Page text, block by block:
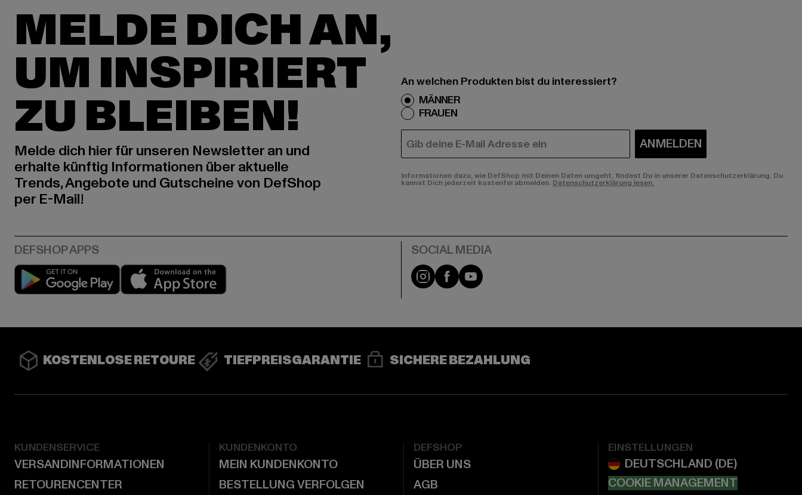
MELDE DICH AN,
UM INSPIRIERT
ZU BLEIBEN!
Melde dich hier für unseren Newsletter an und
erhalte künftig Informationen über aktuelle
Trends, Angebote und Gutscheine von DefShop
per E-Mail!
An welchen Produkten bist du interessiert?
MÄNNER
FRAUEN
E-MAIL ANMELDEN
Informationen dazu, wie DefShop mit Deinen Daten umgeht, findest Du in unserer Datenschutzerklärung. Du
kannst Dich jederzeit kostenfei abmelden. Datenschutzerklärung lesen.
Play market Instagram
FacebookYouTube
KOSTENLOSE RETOURE TIEFPREISGARANTIE SICHERE BEZAHLUNG
KUNDENSERVICE
VERSANDINFORMATIONEN
RETOURENCENTER
KUNDENKONTO
MEIN KUNDENKONTO
BESTELLUNG VERFOLGEN
DEFSHOP
ÜBER UNS
AGB
EINSTELLUNGEN
COOKIE MANAGEMENT